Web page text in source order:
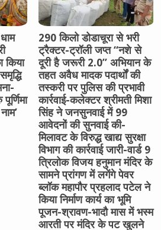
290 किलो डोडाचूरा से भरी
ट्रैक्टर-ट्रॉली जप्त “नशे से
दूरी है जरूरी 2.0” अभियान के
तहत अवैध मादक पदार्थों की
तस्करी पर पुलिस की प्रभावी
कार्रवाई-कलेक्टर श्रीमती मिशा
सिंह ने जनसुनवाई में 99
आवेदनों की सुनवाई की-
मिलावट के विरुद्ध खाद्य सुरक्षा
विभाग की कार्रवाई जारी-वार्ड 9
त्रिलोक विजय हनुमान मंदिर के
सामने प्रांगण में लगेंगे पेवर
ब्लॉक महापौर प्रहलाद पटेल ने
किया निर्माण कार्य का भूमि
पूजन-श्रावण-भादौ मास में भस्म
आरती पर मंदिर के पट खुलने